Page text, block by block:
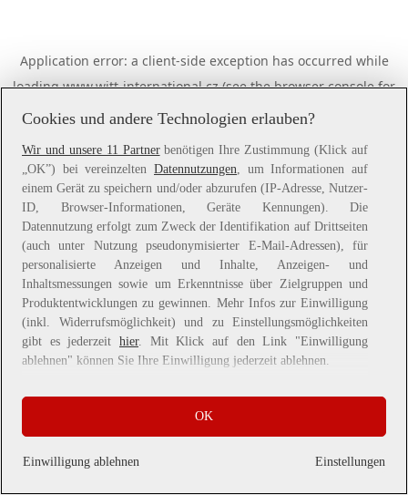
Application error: a client-side exception has occurred while
loadingwww.witt-international.cz(see the browser consolefor
more information).
Cookies und andere Technologien erlauben?
Wir und unsere 11 Partnerbenötigen Ihre Zustimmung (Klick auf
„OK”) bei vereinzelten Datennutzungen, um Informationen auf
einem Gerät zu speichern und/oder abzurufen (IP-Adresse, Nutzer-
ID, Browser-Informationen, Geräte Kennungen). Die
Datennutzung erfolgt zum Zweck der Identifikation auf Drittseiten
(auch unter Nutzung pseudonymisierter E-Mail-Adressen), für
personalisierte Anzeigen und Inhalte, Anzeigen- und
Inhaltsmessungen sowie um Erkenntnisse über Zielgruppen und
Produktentwicklungen zu gewinnen. Mehr Infos zur Einwilligung
(inkl. Widerrufsmöglichkeit) und zu Einstellungsmöglichkeiten
gibt es jederzeit hier. Mit Klick auf den Link "Einwilligung
ablehnen" können Sie Ihre Einwilligung jederzeit ablehnen.
Sie können Ihre Einwilligung auch jederzeit grundlos mit Wirkung
für die Zukunft widerrufen, indem Sie z. B. auf den Button
"Cookie-Einstellungen" im Footer der Website und "Alle
ablehnen" klicken.
Einstellungen
Einwilligung ablehnen
OK